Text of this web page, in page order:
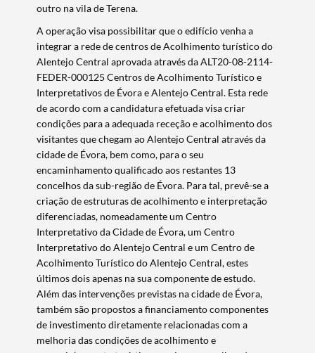
outro na vila de Terena.
A operação visa possibilitar que o edifício venha a
integrar a rede de centros de Acolhimento turístico do
Alentejo Central aprovada através da ALT20-08-2114-
FEDER-000125 Centros de Acolhimento Turístico e
Interpretativos de Évora e Alentejo Central. Esta rede
de acordo com a candidatura efetuada visa criar
condições para a adequada receção e acolhimento dos
visitantes que chegam ao Alentejo Central através da
cidade de Évora, bem como, para o seu
encaminhamento qualificado aos restantes 13
concelhos da sub-região de Évora. Para tal, prevê-se a
criação de estruturas de acolhimento e interpretação
diferenciadas, nomeadamente um Centro
Interpretativo da Cidade de Évora, um Centro
Interpretativo do Alentejo Central e um Centro de
Acolhimento Turístico do Alentejo Central, estes
últimos dois apenas na sua componente de estudo.
Além das intervenções previstas na cidade de Évora,
também são propostos a financiamento componentes
de investimento diretamente relacionadas com a
melhoria das condições de acolhimento e